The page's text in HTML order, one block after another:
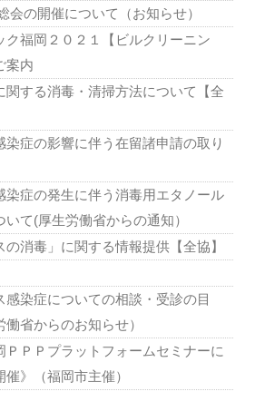
会の開催について（お知らせ）
ク福岡２０２１【ビルクリーニン
案内
関する消毒・清掃方法について【全
症の影響に伴う在留諸申請の取り
染症の発生に伴う消毒用エタノール
て(厚生労働省からの通知）
の消毒」に関する情報提供【全協】
感染症についての相談・受診の目
省からのお知らせ）
ＰＰＰプラットフォームセミナーに
》（福岡市主催）